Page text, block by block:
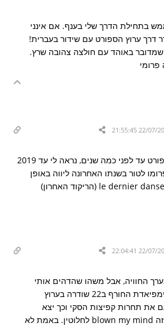
בתחילת הדרך שלי בענף. אם אינני
דרך ערוץ הספורט עם שידור בעברית!
באוהד עם חולצה צהובה שרץ.
פרומי
הטור שודר בערוץ הספורט עד לפני כמה שנים, נראה לי עד 2019
לטור בשנתו האחרונה ליווה באופן
החוויה, אבל משהו שהדהים אותי
בהקשר הזה זה שאולימפיאדת החורף ב22 שודרה בערוץ
את תחרות קפיצות הסקי וכך יצא
שצפיתי בה בעברית! זה blown my mind לחלוטין. באמת לא